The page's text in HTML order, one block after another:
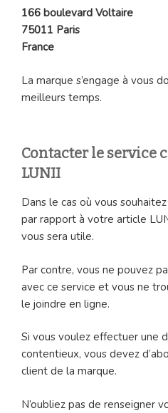
166 boulevard Voltaire
75011 Paris
France
La marque s’engage à vous
meilleurs temps.
Contacter le service
LUNII
Dans le cas où vous
par rapport à votre article
vous sera utile.
Par contre, vous ne pouvez
avec ce service et vous ne
le joindre en ligne.
Si vous voulez effectuer une
contentieux, vous devez
client de la marque.
N’oubliez pas de renseigner